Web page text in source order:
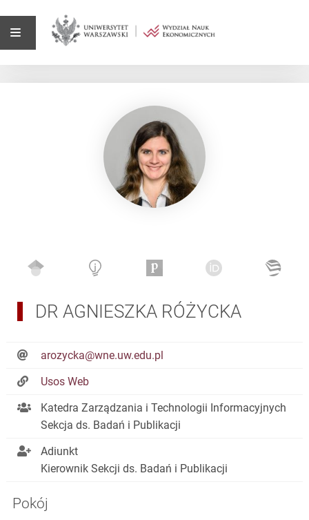
DR AGNIESZKA RÓŻYCKA
arozycka@wne.uw.edu.pl
Usos Web
Katedra Zarządzania i Technologii Informacyjnych
Sekcja ds. Badań i Publikacji
Adiunkt
Kierownik Sekcji ds. Badań i Publikacji
Pokój